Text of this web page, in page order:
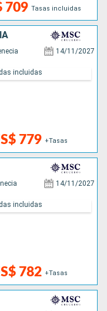
709 Tasas incluidas
14/11/2027
779 +Tasas
incluidas
14/11/2027
782 +Tasas
incluidas